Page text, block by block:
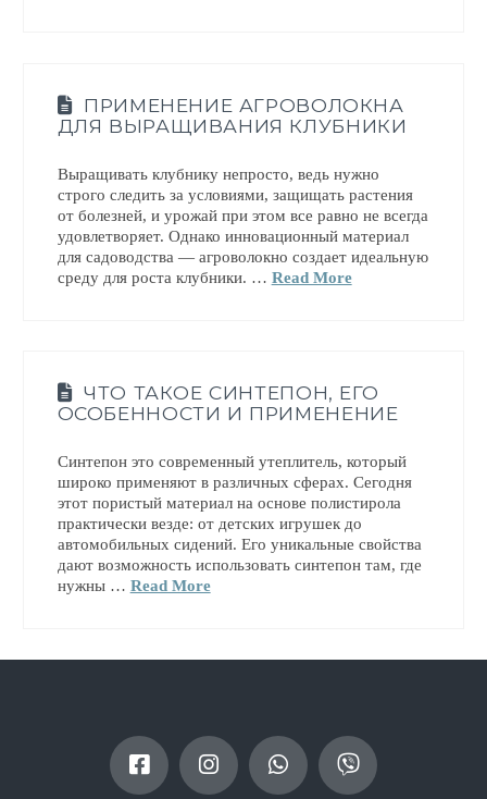
ПРИМЕНЕНИЕ АГРОВОЛОКНА
ДЛЯ ВЫРАЩИВАНИЯ КЛУБНИКИ
Выращивать клубнику непросто, ведь нужно
строго следить за условиями, защищать растения
от болезней, и урожай при этом все равно не всегда
удовлетворяет. Однако инновационный материал
для садоводства — агроволокно создает идеальную
среду для роста клубники. … Read More
ЧТО ТАКОЕ СИНТЕПОН, ЕГО
ОСОБЕННОСТИ И ПРИМЕНЕНИЕ
Синтепон это современный утеплитель, который
широко применяют в различных сферах. Сегодня
этот пористый материал на основе полистирола
практически везде: от детских игрушек до
автомобильных сидений. Его уникальные свойства
дают возможность использовать синтепон там, где
нужны … Read More